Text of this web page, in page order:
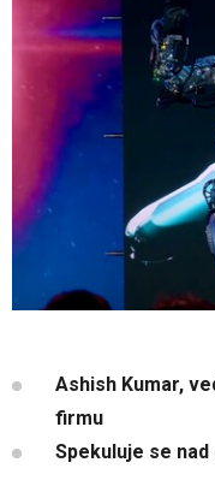
Ashish Kumar,
firmu
Spekuluje se